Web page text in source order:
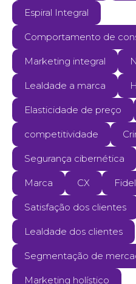
Espiral Integral
Comportamento de
Marketing integral
Lealdade a marca
Elasticidade de preço
competitividade
Segurança cibernética
Marca CX
Satisfação dos clientes
Lealdade dos clientes
Segmentação de
Marketing holístico